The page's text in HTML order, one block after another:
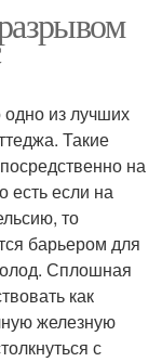
из лучших
Такие
на
есть если на
то
барьером для
Сплошная
как
железную
с